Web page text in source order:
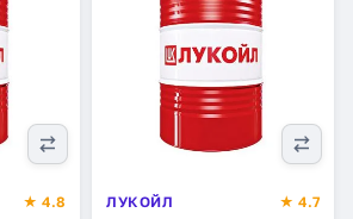
★ 4.8
ЛУКОЙЛ
★ 4.7